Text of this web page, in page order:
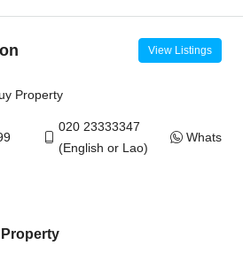
View Listings
Property
020 23333347
(English or Lao)
WhatsApp